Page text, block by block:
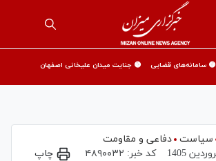
🟡 سامانه‌های قضایی 🟡 جنایت میدان علیخانی اصفهان
سیاست
دفاعی و مقاومت
کد خبر: ۴۸۹۰۰۳۲ چاپ